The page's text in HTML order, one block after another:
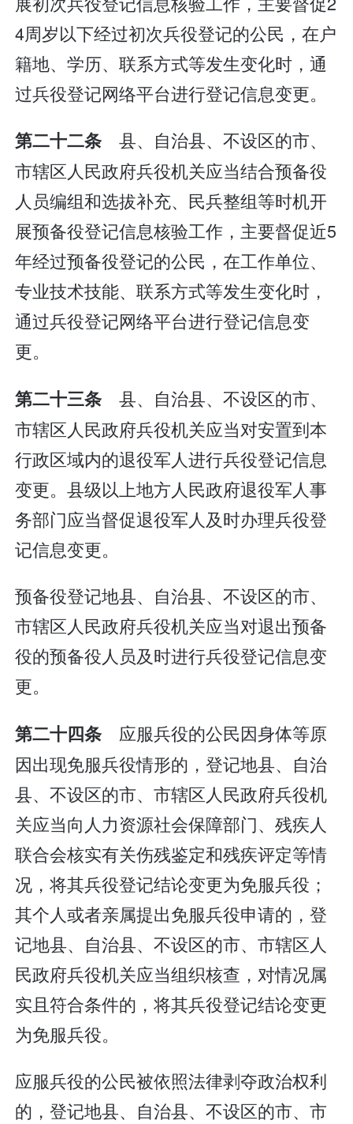
4周岁以下经过初次兵役登记的公民，在户
籍地、学历、联系方式等发生变化时，通
过兵役登记网络平台进行登记信息变更。
第二十二条 县、自治县、不设区的市、
市辖区人民政府兵役机关应当结合预备役
人员编组和选拔补充、民兵整组等时机开
展预备役登记信息核验工作，主要督促近5
年经过预备役登记的公民，在工作单位、
专业技术技能、联系方式等发生变化时，
通过兵役登记网络平台进行登记信息变
更。
第二十三条 县、自治县、不设区的市、
市辖区人民政府兵役机关应当对安置到本
行政区域内的退役军人进行兵役登记信息
变更。县级以上地方人民政府退役军人事
务部门应当督促退役军人及时办理兵役登
记信息变更。
预备役登记地县、自治县、不设区的市、
市辖区人民政府兵役机关应当对退出预备
役的预备役人员及时进行兵役登记信息变
更。
第二十四条 应服兵役的公民因身体等原
因出现免服兵役情形的，登记地县、自治
县、不设区的市、市辖区人民政府兵役机
关应当向人力资源社会保障部门、残疾人
联合会核实有关伤残鉴定和残疾评定等情
况，将其兵役登记结论变更为免服兵役；
其个人或者亲属提出免服兵役申请的，登
记地县、自治县、不设区的市、市辖区人
民政府兵役机关应当组织核查，对情况属
实且符合条件的，将其兵役登记结论变更
为免服兵役。
应服兵役的公民被依照法律剥夺政治权利
的，登记地县、自治县、不设区的市、市